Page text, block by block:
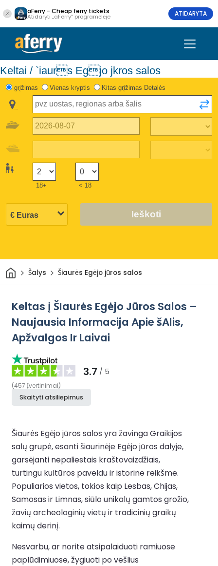
aFerry - Cheap ferry tickets
Atidaryti „aFerry“ programėlėje ATIDARYTA
Keltai / `iaurs Egjo jkros salos
grįžimas Vienas kryptis Kitas grįžimas Detalės
18+ < 18
Ieškoti
Pradžia
Šalys Šiaurės Egėjo jūros salos
Keltas į ŠIaurės Egėjo Jūros Salos –
Naujausia Informacija Apie šAlis,
Apžvalgos Ir Laivai
3.7 / 5
(457 Įvertinimai)
Skaityti atsiliepimus
Šiaurės Egėjo jūros salos yra žavinga Graikijos
salų grupė, esanti šiaurinėje Egėjo jūros dalyje,
garsėjanti nepaliestais kraštovaizdžiais,
turtingu kultūros paveldu ir istorine reikšme.
Populiarios vietos, tokios kaip Lesbas, Chijas,
Samosas ir Limnas, siūlo unikalų gamtos grožio,
žavių archeologinių vietų ir tradicinių graikų
kaimų derinį.
Nesvarbu, ar norite atsipalaiduoti ramiuose
paplūdimiuose, žygiuoti po vešlius